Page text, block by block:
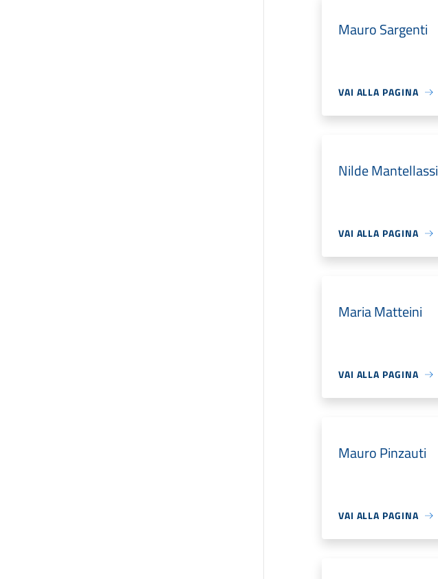
Mauro Sargenti
VAI ALLA PAGINA
Nilde Mantellassi
VAI ALLA PAGINA
Maria Matteini
VAI ALLA PAGINA
Mauro Pinzauti
VAI ALLA PAGINA